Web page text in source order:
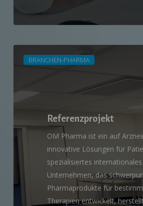
BRANCHEN-PHARMA
Referenzprojekt
OM Pharma ist ein auf
innovative Lösungen für
spezialisiertes internationales
Unternehmen, das
Pharmaprodukte für
Therapien entwickelt,